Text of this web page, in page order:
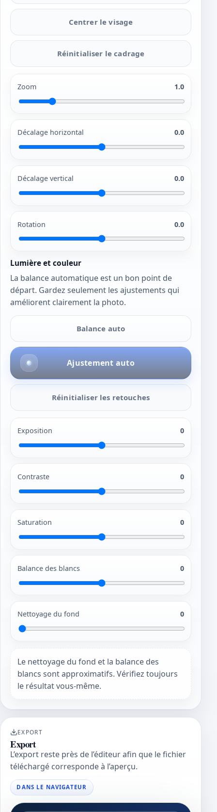
Centrer le visage
Réinitialiser le cadrage
Zoom 1.0
Décalage horizontal 0.0
Décalage vertical 0.0
Rotation 0.0
Lumière et couleur
La balance automatique est un bon point de
départ. Gardez seulement les ajustements qui
améliorent clairement la photo.
Balance auto
Ajustement auto
Réinitialiser les retouches
Exposition 0
Contraste 0
Saturation 0
Balance des blancs 0
Nettoyage du fond 0
Le nettoyage du fond et la balance des
blancs sont approximatifs. Vérifiez toujours
le résultat vous-même.
EXPORT
Export
L’export reste près de l’éditeur afin que le fichier
téléchargé corresponde à l’aperçu.
DANS LE NAVIGATEUR